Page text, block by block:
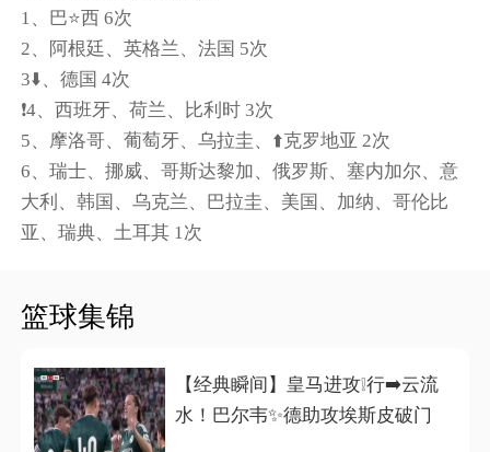
1、巴⭐西 6次
2、阿根廷、英格兰、法国 5次
3⬇️、德国 4次
❗4、西班牙、荷兰、比利时 3次
5、摩洛哥、葡萄牙、乌拉圭、⬆️克罗地亚 2次
6、瑞士、挪威、哥斯达黎加、俄罗斯、塞内加尔、意
大利、韩国、乌克兰、巴拉圭、美国、加纳、哥伦比
亚、瑞典、土耳其 1次
篮球集锦
【经典瞬间】皇马进攻❕行➡️云流
水！巴尔韦✨德助攻埃斯皮破门